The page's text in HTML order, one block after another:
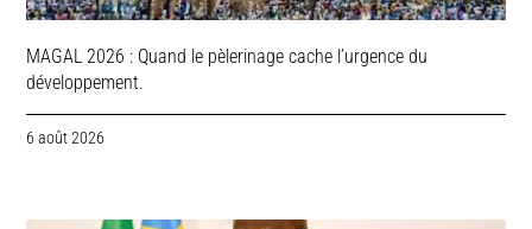
MAGAL 2026 : Quand le pèlerinage cache l’urgence du
développement.
6 août 2026